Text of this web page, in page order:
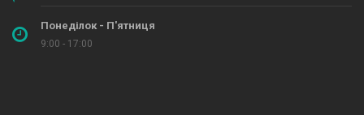
Понеділок - П'ятниця
9:00 - 17:00